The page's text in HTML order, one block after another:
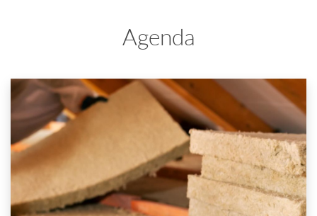
Agenda